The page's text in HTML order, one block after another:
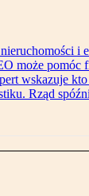
i
może pomóc
wskazuje
Rząd